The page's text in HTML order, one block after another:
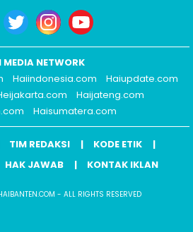
MEDIA NETWORK
Haiindonesia.com
Haiupdate.com
Haijateng.com
Haisumatera.com
TIM REDAKSI
KODE ETIK
HAK JAWAB KONTAK IKLAN
- ALL RIGHTS RESERVED